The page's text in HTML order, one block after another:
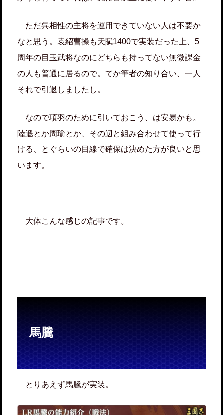
ただ呉相性の主将を運用できていない人は不要か
なと思う。袁紹曹操も天賦1400で実装だった上、5
周年の目玉武将なのにどちらも持ってない無微課金
の人も普通に居るので。てか筆者の知り合い、一人
それで引退しましたし。
なので項羽のために引いておこう、は安易かも。
陸遜とか周瑜とか、その辺と組み合わせて使って行
ける、とぐらいの目線で確保は決めた方が良いと思
います。
大体こんな感じの記事です。
馬騰
とりあえず馬騰が実装。